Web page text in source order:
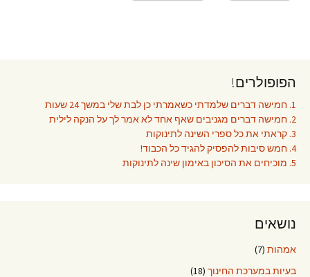
הפופולרים!
1. חמישה דברים שלמדתי כשאמרתי כן לבת שלי במשך 24 שעות
2. חמישה דברים מגניבים שאף אחד לא אמר לך על הנקה לילית
3. קראתי את כל ספרי השינה לתינוקות
4. חמש סיבות להפסיק להגיד כל הכבוד!
5. מוכיחים את הסיכון באימון שינה לתינוקות
נושאים
אמהות (7)
בעיות במערכת החינוך (18)